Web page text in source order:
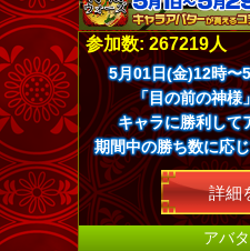
参加数: 267219人
5月01日(金)12時〜
「目の前の神様
キャラに勝利して
期間中の勝ち数に応
詳細
アバ